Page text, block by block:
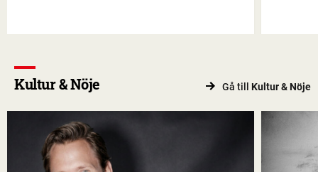
Kultur & Nöje Gå till Kultur & Nöje